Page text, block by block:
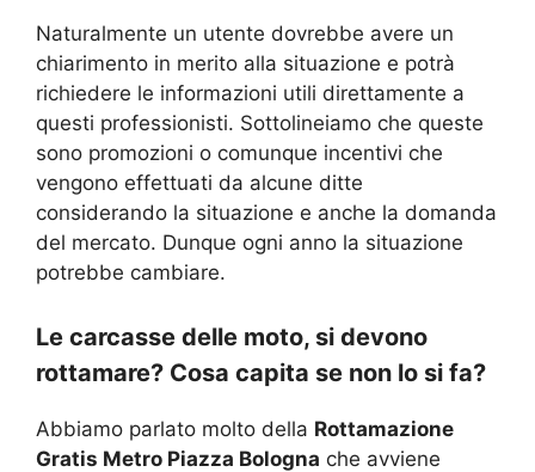
Naturalmente un utente dovrebbe avere un
chiarimento in merito alla situazione e potrà
richiedere le informazioni utili direttamente a
questi professionisti. Sottolineiamo che queste
sono promozioni o comunque incentivi che
vengono effettuati da alcune ditte
considerando la situazione e anche la domanda
del mercato. Dunque ogni anno la situazione
potrebbe cambiare.
Le carcasse delle moto, si devono
rottamare? Cosa capita se non lo si fa?
Abbiamo parlato molto della Rottamazione
Gratis Metro Piazza Bologna che avviene